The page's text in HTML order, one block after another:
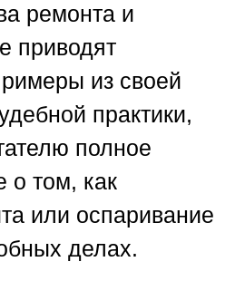
ремонта и
приводят
из своей
практики,
полное
о том, как
или оспаривание
делах.